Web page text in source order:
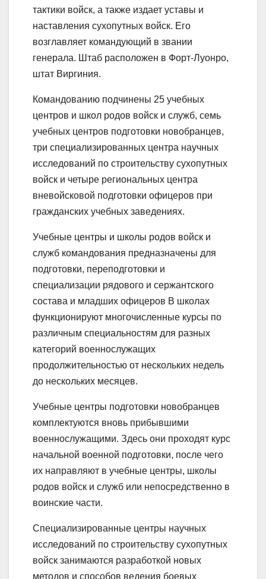
тактики войск, а также издает уставы и
наставления сухопутных войск. Его
возглавляет командующий в звании
генерала. Штаб расположен в Форт-Луонро,
штат Виргиния.
Командованию подчинены 25 учебных
центров и школ родов войск и служб, семь
учебных центров подготовки новобранцев,
три специализированных центра научных
исследований по строительству сухопутных
войск и четыре региональных центра
вневойсковой подготовки офицеров при
гражданских учебных заведениях.
Учебные центры и школы родов войск и
служб командования предназначены для
подготовки, переподготовки и
специализации рядового и сержантского
состава и младших офицеров В школах
функционируют многочисленные курсы по
различным специальностям для разных
категорий военнослужащих
продолжительностью от нескольких недель
до нескольких месяцев.
Учебные центры подготовки новобранцев
комплектуются вновь прибывшими
военнослужащими. Здесь они проходят курс
начальной военной подготовки, после чего
их направляют в учебные центры, школы
родов войск и служб или непосредственно в
воинские части.
Специализированные центры научных
исследований по строительству сухопутных
войск занимаются разработкой новых
методов и способов ведения боевых